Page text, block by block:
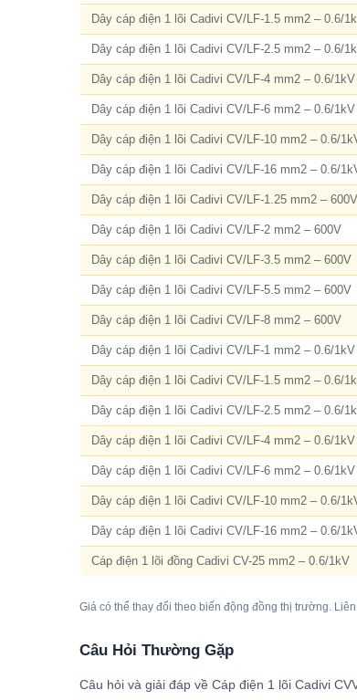
Dây cáp điện 1 lõi Cadivi CV/LF-1.5 mm2 – 0.6/
Dây cáp điện 1 lõi Cadivi CV/LF-2.5 mm2 – 0.6/
Dây cáp điện 1 lõi Cadivi CV/LF-4 mm2 – 0.6/1kV
Dây cáp điện 1 lõi Cadivi CV/LF-6 mm2 – 0.6/1kV
Dây cáp điện 1 lõi Cadivi CV/LF-10 mm2 – 0.6/
Dây cáp điện 1 lõi Cadivi CV/LF-16 mm2 – 0.6/
Dây cáp điện 1 lõi Cadivi CV/LF-1.25 mm2 – 600V
Dây cáp điện 1 lõi Cadivi CV/LF-2 mm2 – 600V
Dây cáp điện 1 lõi Cadivi CV/LF-3.5 mm2 – 600V
Dây cáp điện 1 lõi Cadivi CV/LF-5.5 mm2 – 600V
Dây cáp điện 1 lõi Cadivi CV/LF-8 mm2 – 600V
Dây cáp điện 1 lõi Cadivi CV/LF-1 mm2 – 0.6/1kV
Dây cáp điện 1 lõi Cadivi CV/LF-1.5 mm2 – 0.6/
Dây cáp điện 1 lõi Cadivi CV/LF-2.5 mm2 – 0.6/
Dây cáp điện 1 lõi Cadivi CV/LF-4 mm2 – 0.6/1kV
Dây cáp điện 1 lõi Cadivi CV/LF-6 mm2 – 0.6/1kV
Dây cáp điện 1 lõi Cadivi CV/LF-10 mm2 – 0.6/
Dây cáp điện 1 lõi Cadivi CV/LF-16 mm2 – 0.6/
Cáp điện 1 lõi đồng Cadivi CV-25 mm2 – 0.6/1kV
Giá có thể thay đổi theo biến động đồng thị trường.
Câu Hỏi Thường Gặp
Câu hỏi và giải đáp về Cáp điện 1 lõi Cadivi